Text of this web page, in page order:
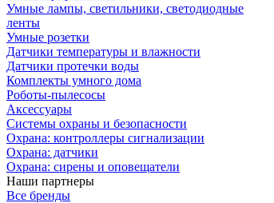
Умные лампы, светильники, светодиодные
ленты
Умные розетки
Датчики температуры и влажности
Датчики протечки воды
Комплекты умного дома
Роботы-пылесосы
Аксессуары
Системы охраны и безопасности
Охрана: контроллеры сигнализации
Охрана: датчики
Охрана: сирены и оповещатели
Наши партнеры
Все бренды